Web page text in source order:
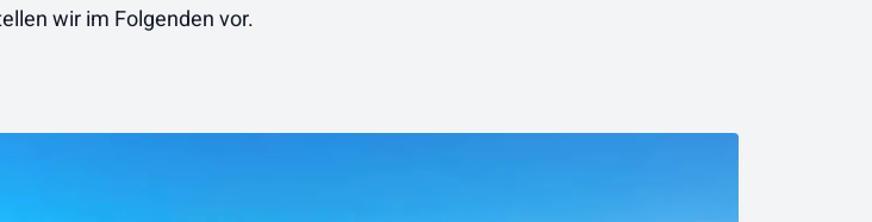
wir im Folgenden vor.